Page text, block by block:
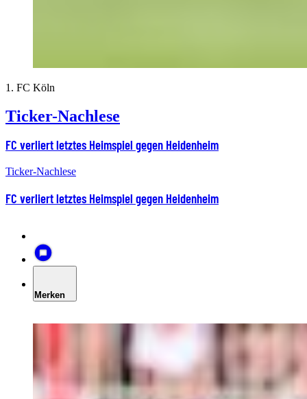
1. FC Köln
Ticker-Nachlese
FC verliert letztes Heimspiel gegen Heidenheim
Ticker-Nachlese
FC verliert letztes Heimspiel gegen Heidenheim
Merken